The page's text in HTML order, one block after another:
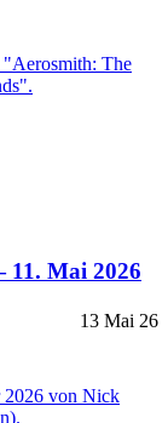
11. Mai 2026
13 Mai 26